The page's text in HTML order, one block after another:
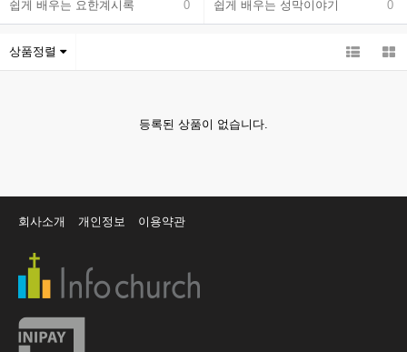
쉽게 배우는 요한계시록 0 쉽게 배우는 성막이야기 0
상품정렬
등록된 상품이 없습니다.
회사소개 개인정보 이용약관